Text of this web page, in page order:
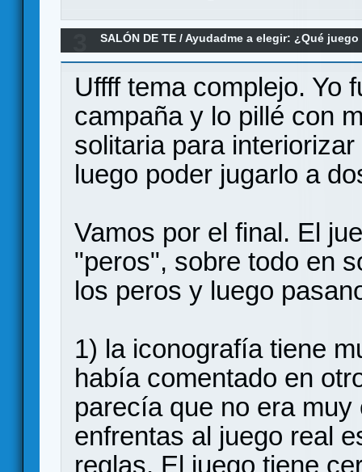
SALÓN DE TE /Ayudadme a elegir: ¿Qué
Uffff tema complejo. Yo
campaña y lo pillé con
solitaria para
luego poder jugarlo a
Vamos por el final. El
"peros", sobre todo en
los peros y luego
1) la iconografía tiene
había comentado en
parecía que no era
enfrentas al juego real
reglas. El juego tiene